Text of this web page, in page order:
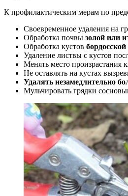
К профилактическим мерам по
Своевременное удаления на
Обработка почвы золой или
Обработка кустов
Удаление листвы с кустов
Менять место произрастания
Не оставлять на кустах
Удалять незамедлительно
Мульчировать грядки